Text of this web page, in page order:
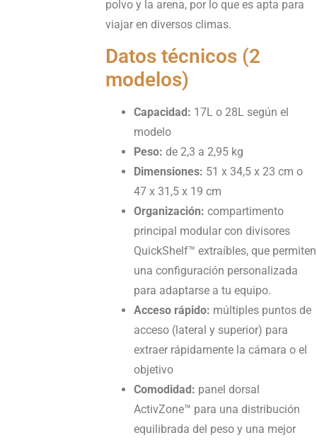
polvo y la arena, por lo que es apta para
viajar en diversos climas.
Datos técnicos (2
modelos)
Capacidad: 17L o 28L según el
modelo
Peso: de 2,3 a 2,95 kg
Dimensiones: 51 x 34,5 x 23 cm o
47 x 31,5 x 19 cm
Organización: compartimento
principal modular con divisores
QuickShelf™ extraíbles, que permiten
una configuración personalizada
para adaptarse a tu equipo.
Acceso rápido: múltiples puntos de
acceso (lateral y superior) para
extraer rápidamente la cámara o el
objetivo
Comodidad: panel dorsal
ActivZone™ para una distribución
equilibrada del peso y una mejor